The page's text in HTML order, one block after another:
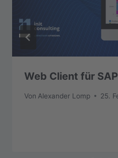
Web Client für
Von Alexander Lomp 25.